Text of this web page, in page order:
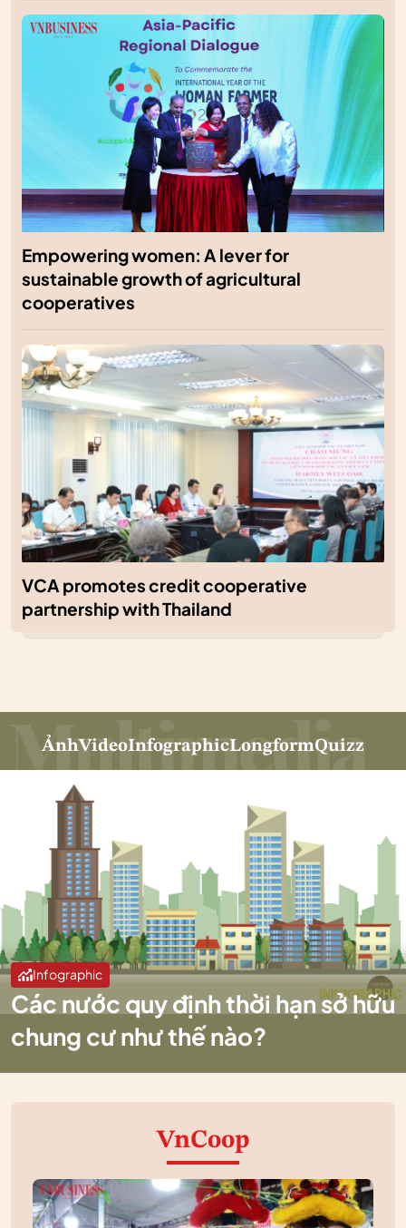
Empowering women: A lever for
sustainable growth of agricultural
cooperatives
VCA promotes credit cooperative
partnership with Thailand
ẢnhVideoInfographicLongformQuizz
Infographic
Các nước quy định thời hạn sở hữu
chung cư như thế nào?
VnCoop